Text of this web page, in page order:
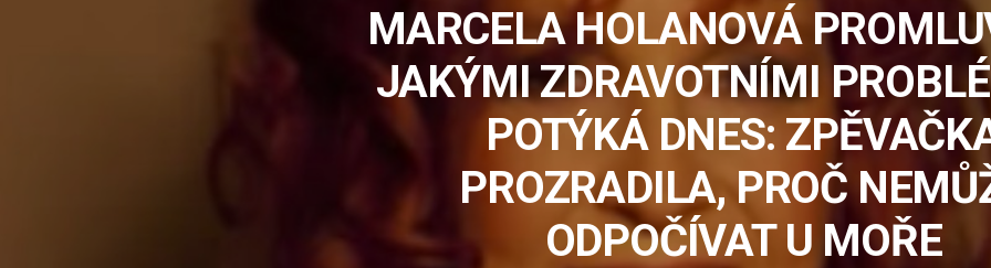
MARCELA HOLANOVÁ
JAKÝMI ZDRAVOTNÍMI
POTÝKÁ DNES:
PROZRADILA, PROČ
ODPOČÍVAT U MOŘE